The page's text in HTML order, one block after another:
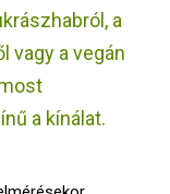
a
vagy a vegán
a kínálat.